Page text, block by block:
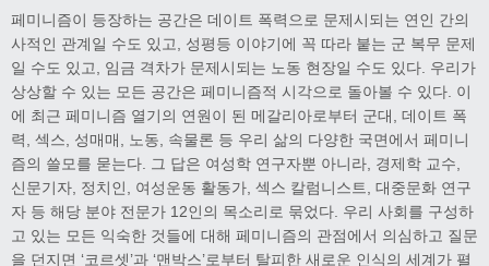
페미니즘이 등장하는 공간은 데이트 폭력으로 문제시되는 연인 간의
사적인 관계일 수도 있고, 성평등 이야기에 꼭 따라 붙는 군 복무 문제
일 수도 있고, 임금 격차가 문제시되는 노동 현장일 수도 있다. 우리가
상상할 수 있는 모든 공간은 페미니즘적 시각으로 돌아볼 수 있다. 이
에 최근 페미니즘 열기의 연원이 된 메갈리아로부터 군대, 데이트 폭
력, 섹스, 성매매, 노동, 속물론 등 우리 삶의 다양한 국면에서 페미니
즘의 쓸모를 묻는다. 그 답은 여성학 연구자뿐 아니라, 경제학 교수,
신문기자, 정치인, 여성운동 활동가, 섹스 칼럼니스트, 대중문화 연구
자 등 해당 분야 전문가 12인의 목소리로 묶었다. 우리 사회를 구성하
고 있는 모든 익숙한 것들에 대해 페미니즘의 관점에서 의심하고 질문
을 던지면 ‘코르셋’과 ‘맨박스’로부터 탈피한 새로운 인식의 세계가 펼